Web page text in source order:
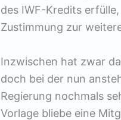
des IWF-Kredits
Zustimmung zur
Inzwischen hat zwar
doch bei der nun
Regierung nochmals
Vorlage bliebe eine